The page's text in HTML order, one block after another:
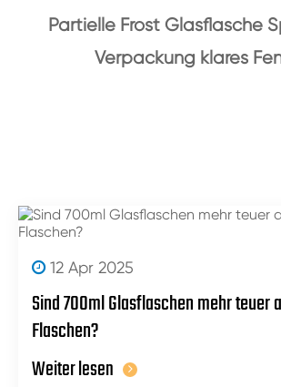
Partielle Frost Glasflasche
Verpackung klares
12 Apr 2025
Sind 700ml Glasflaschen mehr teuer
Flaschen?
Weiter lesen